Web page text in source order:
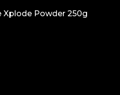
Xplode Powder 250g